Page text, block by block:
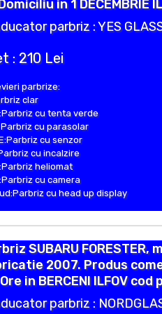
in 1 DECEMBRIE
parbriz : YES
: 210 Lei
parbrize:
clar
cu tenta verde
cu parasolar
cu senzor
cu incalzire
heliomat
cu camera
cu head up display
SUBARU FORESTER,
2007. Produs
in BERCENI ILFOV
parbriz :